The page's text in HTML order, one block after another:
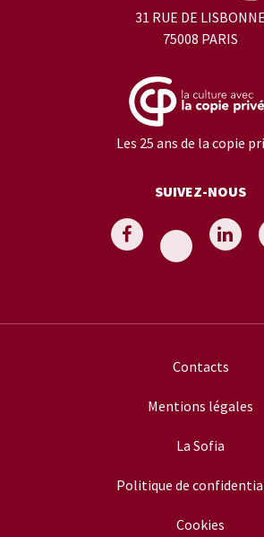
31 RUE DE LISBONNE
75008 PARIS
Les 25 ans de la copie
SUIVEZ-NOUS
Contacts
Mentions légales
La Sofia
Politique de
Cookies